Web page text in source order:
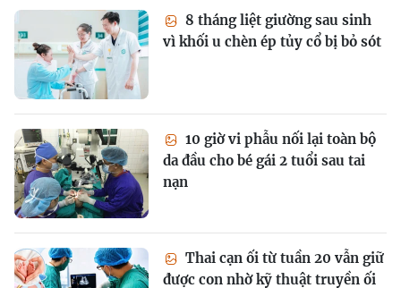
8 tháng liệt giường sau sinh
vì khối u chèn ép tủy cổ bị bỏ sót
10 giờ vi phẫu nối lại toàn bộ
da đầu cho bé gái 2 tuổi sau tai
nạn
Thai cạn ối từ tuần 20 vẫn giữ
được con nhờ kỹ thuật truyền ối